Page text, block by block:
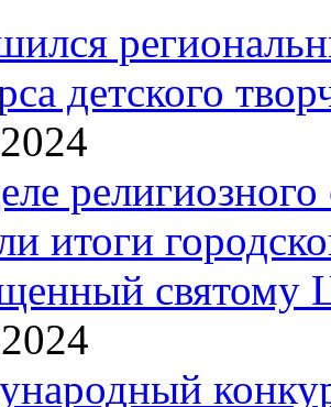
детского
религиозного
итоги
святому